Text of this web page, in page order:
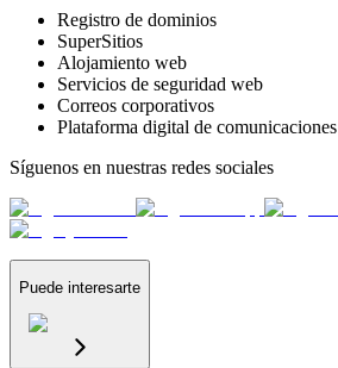
Registro de dominios
SuperSitios
Alojamiento web
Servicios de seguridad web
Correos corporativos
Plataforma digital de
Síguenos en nuestras redes sociales
Puede interesarte